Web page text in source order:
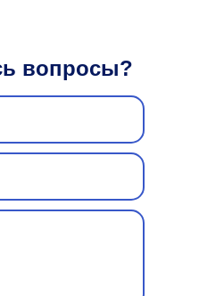
вопросы?